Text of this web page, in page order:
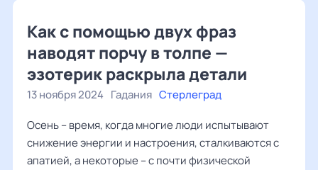
Как с помощью двух фраз
наводят порчу в толпе —
эзотерик раскрыла детали
13 ноября 2024 Гадания Стерлеград
Осень – время, когда многие люди испытывают
снижение энергии и настроения, сталкиваются с
апатией, а некоторые – с почти физической